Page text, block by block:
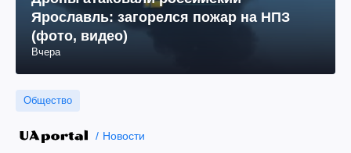
Ярославль: загорелся пожар на НПЗ
(фото, видео)
Вчера
Общество
Новости